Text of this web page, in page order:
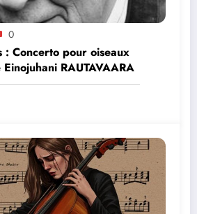
0
: Concerto pour oiseaux
RAUTAVAARA